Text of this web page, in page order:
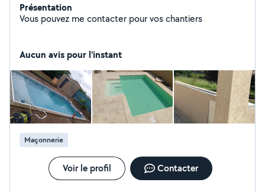
Présentation
Vous pouvez me contacter pour vos chantiers
Aucun avis pour l'instant
Maçonnerie
Voir le profil Contacter